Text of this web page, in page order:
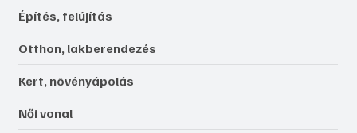
Építés, felújítás
Otthon, lakberendezés
Kert, növényápolás
Női vonal